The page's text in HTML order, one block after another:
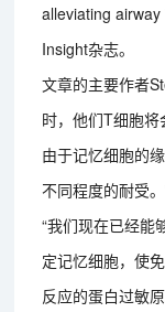
alleviating
Insight杂志。
文章的主要作者
时，他们T细胞将
由于记忆细胞的
不同程度的耐受
“我们现在已经能
定记忆细胞，使
反应的蛋白过敏